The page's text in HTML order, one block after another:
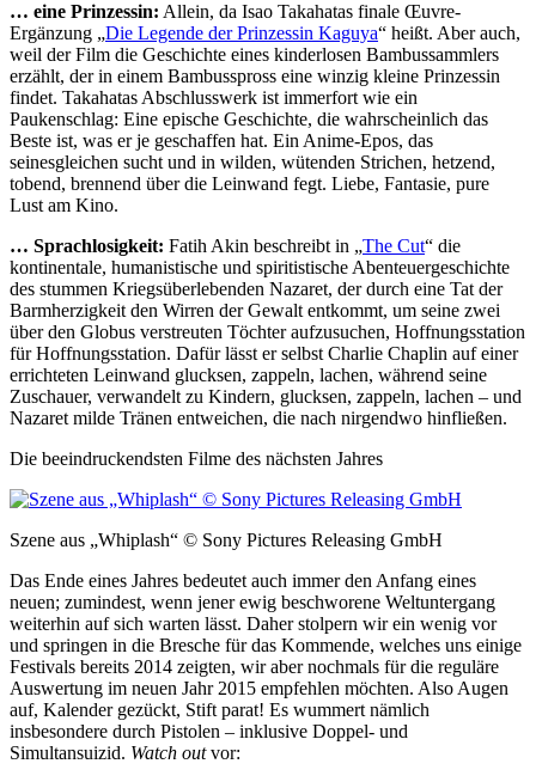
… eine Prinzessin: Allein, da Isao Takahatas finale Œuvre-
Ergänzung „Die Legende der Prinzessin Kaguya“ heißt. Aber auch,
weil der Film die Geschichte eines kinderlosen Bambussammlers
erzählt, der in einem Bambusspross eine winzig kleine Prinzessin
findet. Takahatas Abschlusswerk ist immerfort wie ein
Paukenschlag: Eine epische Geschichte, die wahrscheinlich das
Beste ist, was er je geschaffen hat. Ein Anime-Epos, das
seinesgleichen sucht und in wilden, wütenden Strichen, hetzend,
tobend, brennend über die Leinwand fegt. Liebe, Fantasie, pure
Lust am Kino.
… Sprachlosigkeit: Fatih Akin beschreibt in „The Cut“ die
kontinentale, humanistische und spiritistische Abenteuergeschichte
des stummen Kriegsüberlebenden Nazaret, der durch eine Tat der
Barmherzigkeit den Wirren der Gewalt entkommt, um seine zwei
über den Globus verstreuten Töchter aufzusuchen, Hoffnungsstation
für Hoffnungsstation. Dafür lässt er selbst Charlie Chaplin auf einer
errichteten Leinwand glucksen, zappeln, lachen, während seine
Zuschauer, verwandelt zu Kindern, glucksen, zappeln, lachen – und
Nazaret milde Tränen entweichen, die nach nirgendwo hinfließen.
Die beeindruckendsten Filme des nächsten Jahres
Szene aus „Whiplash“ © Sony Pictures Releasing GmbH
Das Ende eines Jahres bedeutet auch immer den Anfang eines
neuen; zumindest, wenn jener ewig beschworene Weltuntergang
weiterhin auf sich warten lässt. Daher stolpern wir ein wenig vor
und springen in die Bresche für das Kommende, welches uns einige
Festivals bereits 2014 zeigten, wir aber nochmals für die reguläre
Auswertung im neuen Jahr 2015 empfehlen möchten. Also Augen
auf, Kalender gezückt, Stift parat! Es wummert nämlich
insbesondere durch Pistolen – inklusive Doppel- und
Simultansuizid. Watch outvor: